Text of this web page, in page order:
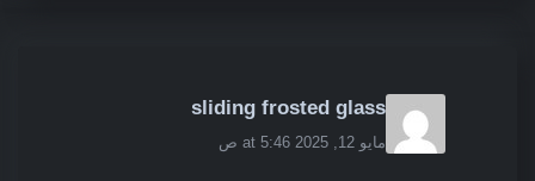
sliding frosted glass
مايو 12, 2025 at 5:46 ص